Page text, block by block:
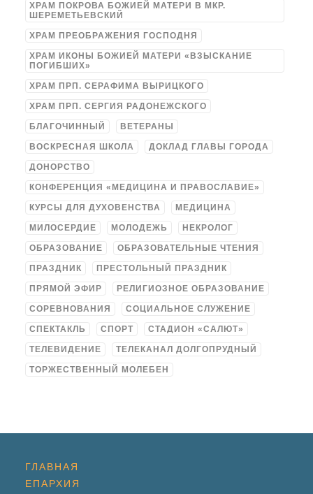
ХРАМ ПОКРОВА БОЖИЕЙ МАТЕРИ В МКР.
ШЕРЕМЕТЬЕВСКИЙ
ХРАМ ПРЕОБРАЖЕНИЯ ГОСПОДНЯ
ХРАМ ИКОНЫ БОЖИЕЙ МАТЕРИ «ВЗЫСКАНИЕ
ПОГИБШИХ»
ХРАМ ПРП. СЕРАФИМА ВЫРИЦКОГО
ХРАМ ПРП. СЕРГИЯ РАДОНЕЖСКОГО
БЛАГОЧИННЫЙ ВЕТЕРАНЫ
ВОСКРЕСНАЯ ШКОЛА ДОКЛАД ГЛАВЫ ГОРОДА
ДОНОРСТВО
КОНФЕРЕНЦИЯ «МЕДИЦИНА И ПРАВОСЛАВИЕ»
КУРСЫ ДЛЯ ДУХОВЕНСТВА МЕДИЦИНА
МИЛОСЕРДИЕ МОЛОДЕЖЬ НЕКРОЛОГ
ОБРАЗОВАНИЕ ОБРАЗОВАТЕЛЬНЫЕ ЧТЕНИЯ
ПРАЗДНИК ПРЕСТОЛЬНЫЙ ПРАЗДНИК
ПРЯМОЙ ЭФИР РЕЛИГИОЗНОЕ ОБРАЗОВАНИЕ
СОРЕВНОВАНИЯ СОЦИАЛЬНОЕ СЛУЖЕНИЕ
СПЕКТАКЛЬ СПОРТ СТАДИОН «САЛЮТ»
ТЕЛЕВИДЕНИЕ ТЕЛЕКАНАЛ ДОЛГОПРУДНЫЙ
ТОРЖЕСТВЕННЫЙ МОЛЕБЕН
ГЛАВНАЯ
ЕПАРХИЯ